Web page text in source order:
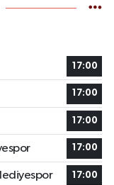
17:00
17:00
17:00
17:00
17:00